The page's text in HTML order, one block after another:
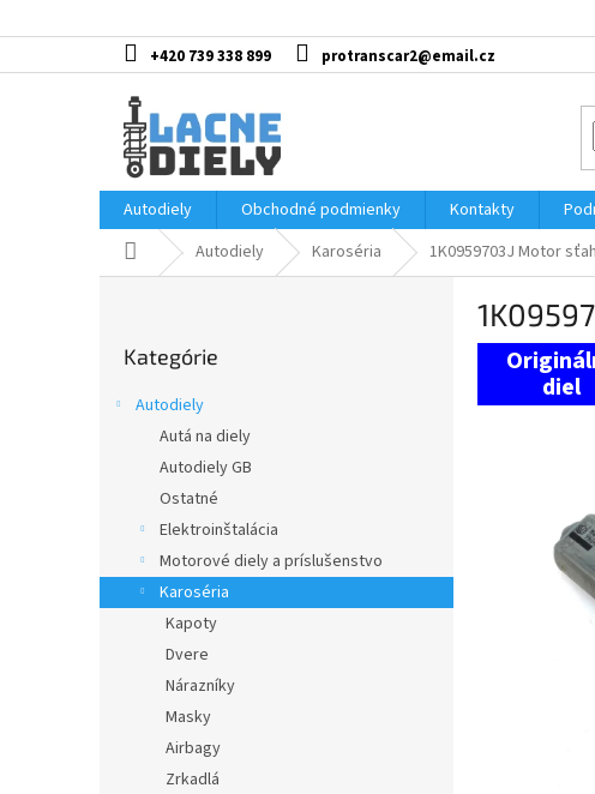
na
+420 739 338 899 protranscar2@email.cz
Autodiely Obchodné podmienky Kontakty
DomovAutodiely Karoséria 1K0959703J Motor
kategórie
Kategórie
Autodiely
Autá na diely
Autodiely GB
Ostatné
Elektroinštalácia
Motorové diely a príslušenstvo
Karoséria
Kapoty
Dvere
Nárazníky
Masky
Airbagy
Zrkadlá